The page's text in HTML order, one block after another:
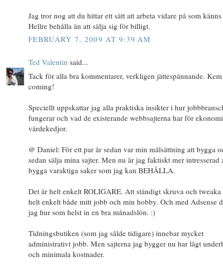
Jag tror nog att du hittar ett sätt att arbeta vidare på som
Hellre behålla än att sälja sig för billigt.
FEBRUARY 7, 2009 AT 9:39 AM
Ted Valentin said...
Tack för alla bra kommentarer, verkligen jättespännande.
coming!
Speciellt uppskattar jag alla praktiska insikter i hur
fungerar och vad de existerande webbsajterna har för
värdekedjor.
@ Daniel: För ett par år sedan var min målsättning att bygga
sedan sälja mina sajter. Men nu är jag faktiskt mer intresserad
bygga varaktiga saker som jag kan BEHÅLLA.
Det är helt enkelt ROLIGARE. Att ständigt skruva och tweaka
helt enkelt både mitt jobb och min hobby. Och med Adsense
jag hur som helst in en bra månadslön. :)
Tidningsbutiken (som jag sålde tidigare) innebar mycket
administrativt jobb. Men sajterna jag bygger nu har lågt
och minimala kostnader.